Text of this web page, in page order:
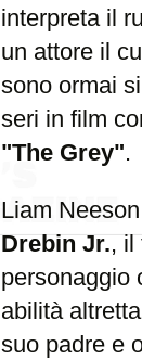
interpreta il
un attore il
sono ormai
seri in film
"The Grey".
Liam
Drebin Jr., il
personaggio
abilità
suo padre e